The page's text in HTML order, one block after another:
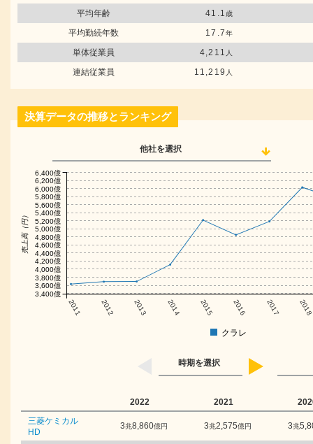
平均年齢 41.1 歳
平均勤続年数 17.7年
単体従業員 4,211 人
連結従業員 11,219 人
決算データの推移とランキング
他社を選択
2011 2012 2013 2014 2015 2016 2017 2018
売上高（円）
3,400億
3,600億
3,800億
4,000億
4,200億
4,400億
4,600億
4,800億
5,000億
5,200億
5,400億
5,600億
5,800億
6,000億
6,200億
6,400億
クラレ
時期を選択
2022 2021
三菱ケミカル
HD
3兆8,860億円 3兆2,575億円 3兆